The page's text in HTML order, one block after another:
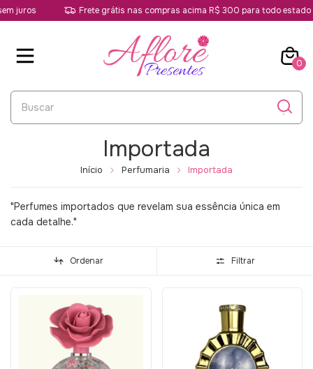
Frete grátis nas compras acima R$ 300 para todo estado de
0
Importada
Início Perfumaria Importada
"Perfumes importados que revelam sua essência única em
cada detalhe."
Ordenar Filtrar